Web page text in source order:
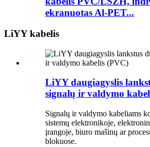
ekranuotas Al-PET...
LiYY kabelis
LiYY daugiagyslis
signalų ir valdymo
Signalų ir valdymo kabeliams
sistemų elektronikoje,
įrangoje, biuro mašinų ar
blokuose.